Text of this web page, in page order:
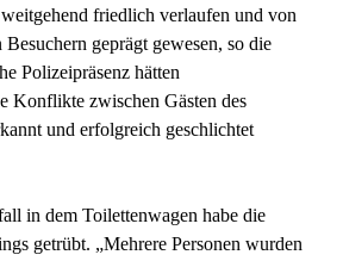
friedlich verlaufen und von
Besuchern geprägt gewesen, so die
Polizeipräsenz hätten
Konflikte zwischen Gästen des
und erfolgreich geschlichtet
in dem Toilettenwagen habe die
getrübt. „Mehrere Personen wurden